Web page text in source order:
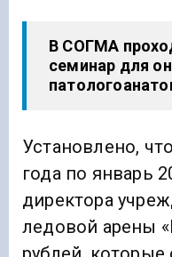
В СОГМА
семинар для
Установлено,
года по январь
директора
ледовой арены